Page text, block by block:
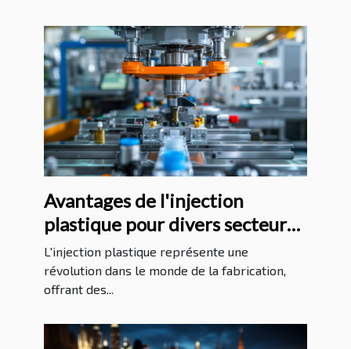
Avantages de l'injection
plastique pour divers secteurs
industriels
L'injection plastique représente une
révolution dans le monde de la fabrication,
offrant des...